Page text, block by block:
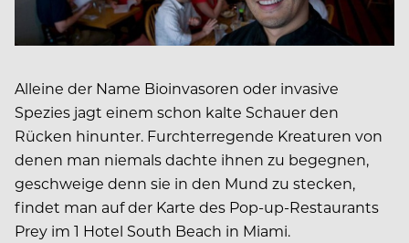
Alleine der Name Bioinvasoren oder invasive
Spezies jagt einem schon kalte Schauer den
Rücken hinunter. Furchterregende Kreaturen von
denen man niemals dachte ihnen zu begegnen,
geschweige denn sie in den Mund zu stecken,
findet man auf der Karte des Pop-up-Restaurants
Prey im 1 Hotel South Beach in Miami.